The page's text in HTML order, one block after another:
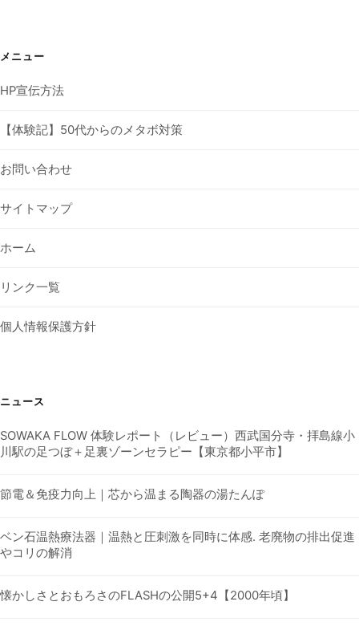
メニュー
HP宣伝方法
【体験記】50代からのメタボ対策
お問い合わせ
サイトマップ
ホーム
リンク一覧
個人情報保護方針
ニュース
SOWAKA FLOW 体験レポート（レビュー）西武国分寺・拝島線小
川駅の足つぼ＋足裏ゾーンセラピー【東京都小平市】
節電＆免疫力向上｜芯から温まる陶器の湯たんぽ
ベン石温熱療法器｜温熱と圧刺激を同時に体感. 老廃物の排出促進
やコリの解消
懐かしさとおもろさのFLASHの公開5+4【2000年頃】